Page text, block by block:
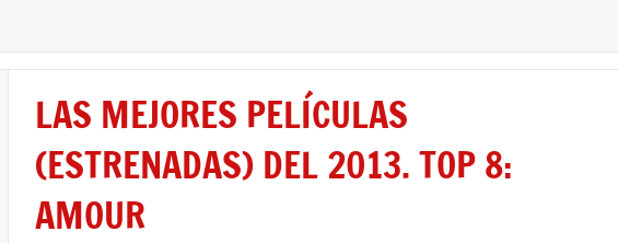
LAS MEJORES PELÍCULAS
(ESTRENADAS) DEL 2013. TOP 8:
AMOUR